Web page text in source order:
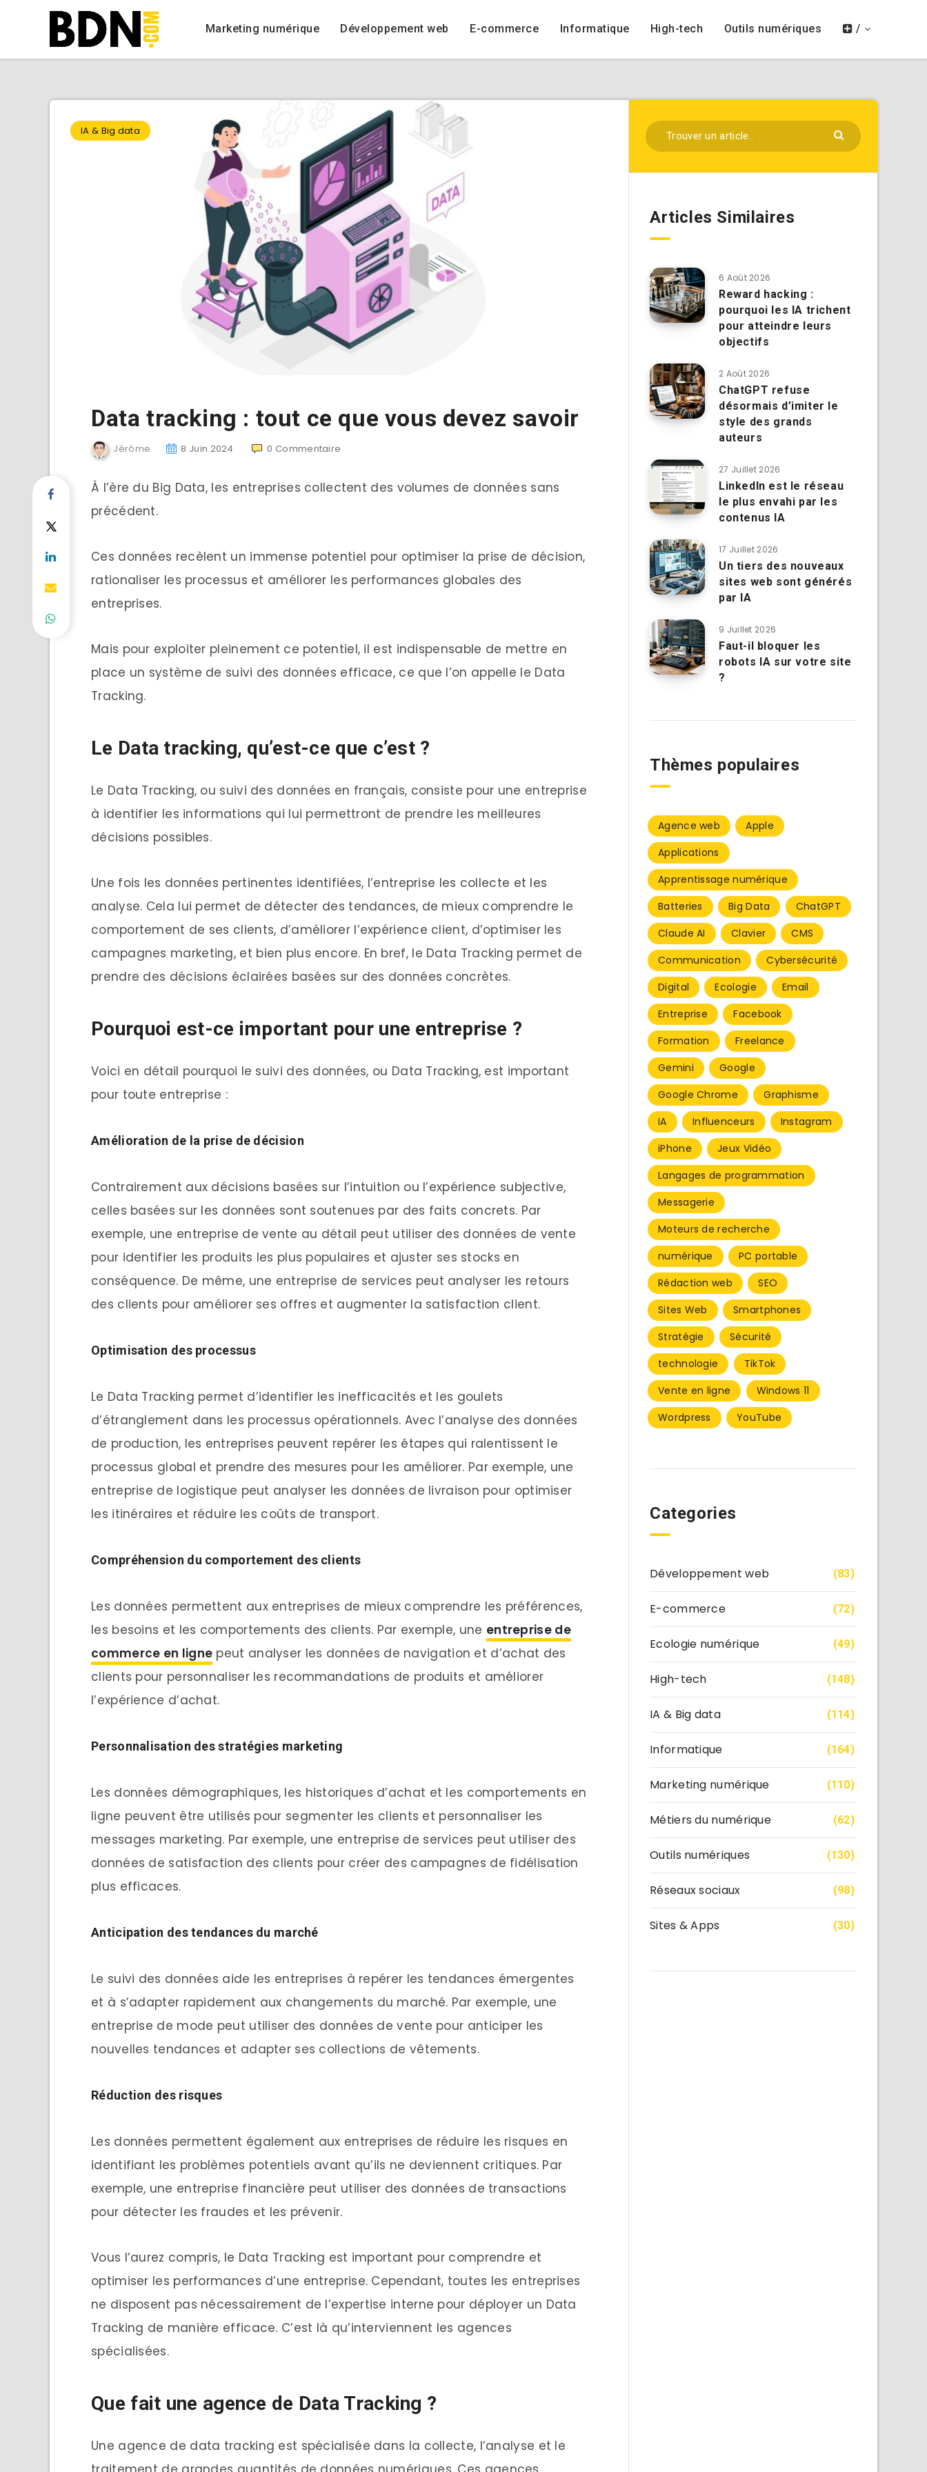
Marketing numérique Développement web E-commerce Informatique High-tech Outils numériques /
IA & Big data
Data tracking : tout ce que vous devez savoir
Jérôme 8 Juin 2024 0 Commentaire
À l’ère du Big Data, les entreprises collectent des volumes de données sans
précédent.
Ces données recèlent un immense potentiel pour optimiser la prise de décision,
rationaliser les processus et améliorer les performances globales des
entreprises.
Mais pour exploiter pleinement ce potentiel, il est indispensable de mettre en
place un système de suivi des données efficace, ce que l’on appelle le Data
Tracking.
Le Data tracking, qu’est-ce que c’est ?
Le Data Tracking, ou suivi des données en français, consiste pour une entreprise
à identifier les informations qui lui permettront de prendre les meilleures
décisions possibles.
Une fois les données pertinentes identifiées, l’entreprise les collecte et les
analyse. Cela lui permet de détecter des tendances, de mieux comprendre le
comportement de ses clients, d’améliorer l’expérience client, d’optimiser les
campagnes marketing, et bien plus encore. En bref, le Data Tracking permet de
prendre des décisions éclairées basées sur des données concrètes.
Pourquoi est-ce important pour une entreprise ?
Voici en détail pourquoi le suivi des données, ou Data Tracking, est important
pour toute entreprise :
Amélioration de la prise de décision
Contrairement aux décisions basées sur l’intuition ou l’expérience subjective,
celles basées sur les données sont soutenues par des faits concrets. Par
exemple, une entreprise de vente au détail peut utiliser des données de vente
pour identifier les produits les plus populaires et ajuster ses stocks en
conséquence. De même, une entreprise de services peut analyser les retours
des clients pour améliorer ses offres et augmenter la satisfaction client.
Optimisation des processus
Le Data Tracking permet d’identifier les inefficacités et les goulets
d’étranglement dans les processus opérationnels. Avec l’analyse des données
de production, les entreprises peuvent repérer les étapes qui ralentissent le
processus global et prendre des mesures pour les améliorer. Par exemple, une
entreprise de logistique peut analyser les données de livraison pour optimiser
les itinéraires et réduire les coûts de transport.
Compréhension du comportement des clients
Les données permettent aux entreprises de mieux comprendre les préférences,
les besoins et les comportements des clients. Par exemple, une entreprise de
commerce en ligne peut analyser les données de navigation et d’achat des
clients pour personnaliser les recommandations de produits et améliorer
l’expérience d’achat.
Personnalisation des stratégies marketing
Les données démographiques, les historiques d’achat et les comportements en
ligne peuvent être utilisés pour segmenter les clients et personnaliser les
messages marketing. Par exemple, une entreprise de services peut utiliser des
données de satisfaction des clients pour créer des campagnes de fidélisation
plus efficaces.
Anticipation des tendances du marché
Le suivi des données aide les entreprises à repérer les tendances émergentes
et à s’adapter rapidement aux changements du marché. Par exemple, une
entreprise de mode peut utiliser des données de vente pour anticiper les
nouvelles tendances et adapter ses collections de vêtements.
Réduction des risques
Les données permettent également aux entreprises de réduire les risques en
identifiant les problèmes potentiels avant qu’ils ne deviennent critiques. Par
exemple, une entreprise financière peut utiliser des données de transactions
pour détecter les fraudes et les prévenir.
Vous l’aurez compris, le Data Tracking est important pour comprendre et
optimiser les performances d’une entreprise. Cependant, toutes les entreprises
ne disposent pas nécessairement de l’expertise interne pour déployer un Data
Tracking de manière efficace. C’est là qu’interviennent les agences
spécialisées.
Que fait une agence de Data Tracking ?
Une agence de data tracking est spécialisée dans la collecte, l’analyse et le
Articles Similaires
6 Août 2026
Reward hacking :
pourquoi les IA trichent
pour atteindre leurs
objectifs
2 Août 2026
ChatGPT refuse
désormais d’imiter le
style des grands
auteurs
27 Juillet 2026
LinkedIn est le réseau
le plus envahi par les
contenus IA
17 Juillet 2026
Un tiers des nouveaux
sites web sont générés
par IA
9 Juillet 2026
Faut-il bloquer les
robots IA sur votre site
?
Thèmes populaires
Agence web
Apple
Applications
Apprentissage numérique
Batteries
Big Data
ChatGPT
Claude AI
Clavier
CMS
Communication
Cybersécurité
Digital
Ecologie
Email
Entreprise
Facebook
Formation
Freelance
Gemini
Google
Google Chrome
Graphisme
IA
Influenceurs
Instagram
iPhone
Jeux Vidéo
Langages de programmation
Messagerie
Moteurs de recherche
numérique
PC portable
Rédaction web
SEO
Sites Web
Smartphones
Stratégie
Sécurité
technologie
TikTok
Vente en ligne
Windows 11
Wordpress
YouTube
Categories
Développement web (83)
E-commerce (72)
Ecologie numérique (49)
High-tech (148)
IA & Big data (114)
Informatique (164)
Marketing numérique (110)
Métiers du numérique (62)
Outils numériques (130)
Réseaux sociaux (98)
Sites & Apps (30)